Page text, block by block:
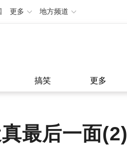
更多 地方频道
搞笑 更多
最后一面(2)